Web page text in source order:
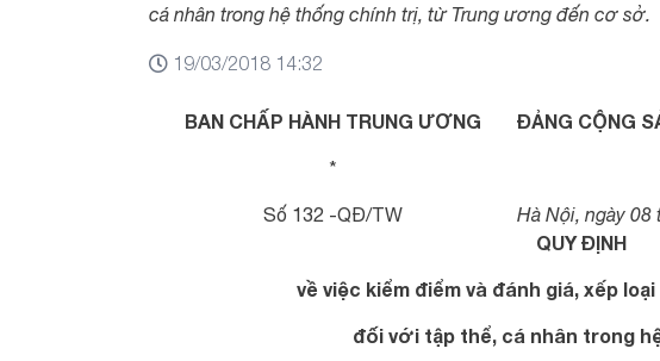
cá nhân trong hệ thống chính trị, từ Trung ương đến cơ sở.
19/03/2018 14:32
BAN CHẤP HÀNH TRUNG ƯƠNG
*
Số 132 -QĐ/TW
ĐẢNG CỘNG
Hà Nội, ngày 08
QUY ĐỊNH
về việc kiểm điểm và đánh giá, xếp
đối với tập thể, cá nhân trong